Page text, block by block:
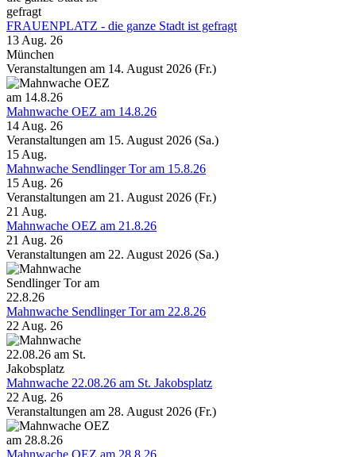
FRAUENPLATZ - die ganze Stadt ist gefragt
13 Aug. 26
München
Veranstaltungen am 14. August 2026 (Fr.)
Mahnwache OEZ am 14.8.26
14 Aug. 26
Veranstaltungen am 15. August 2026 (Sa.)
15Aug.
Mahnwache Sendlinger Tor am 15.8.26
15 Aug. 26
Veranstaltungen am 21. August 2026 (Fr.)
21 Aug.
Mahnwache OEZ am 21.8.26
21 Aug. 26
Veranstaltungen am 22. August 2026 (Sa.)
Mahnwache Sendlinger Tor am 22.8.26
22 Aug. 26
Mahnwache 22.08.26 am St. Jakobsplatz
22 Aug. 26
Veranstaltungen am 28. August 2026 (Fr.)